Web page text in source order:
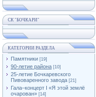
СК "БОЧКАРИ"
КАТЕГОРИИ РАЗДЕЛА
Памятники [19]
90-летие района [10]
25-летие Бочкаревского
Пивоваренного завода [21]
Гала–концерт I «Я этой землё
очарован» [14]